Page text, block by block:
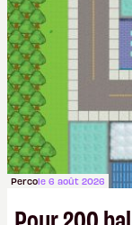
Percole 6 août 2026
Pour 200